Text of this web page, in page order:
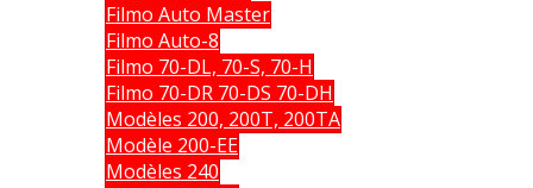
Filmo Auto Master
Filmo Auto-8
Filmo 70-DL, 70-S, 70-H
Filmo 70-DR 70-DS 70-DH
Modèles 200, 200T, 200TA
Modèle 200-EE
Modèles 240